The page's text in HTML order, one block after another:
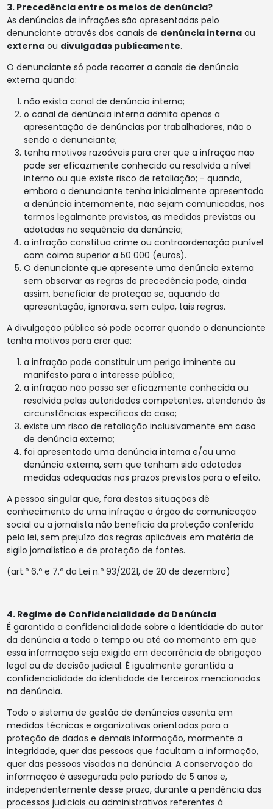
3. Precedência entre os meios de denúncia?
As denúncias de infrações são apresentadas pelo
denunciante através dos canais de denúncia internaou
externaou divulgadas publicamente.
O denunciante só pode recorrer a canais de denúncia
externa quando:
não exista canal de denúncia interna;
o canal de denúncia interna admita apenas a
apresentação de denúncias por trabalhadores, não o
sendo o denunciante;
tenha motivos razoáveis para crer que a infração não
pode ser eficazmente conhecida ou resolvida a nível
interno ou que existe risco de retaliação; - quando,
embora o denunciante tenha inicialmente apresentado
a denúncia internamente, não sejam comunicadas, nos
termos legalmente previstos, as medidas previstas ou
adotadas na sequência da denúncia;
a infração constitua crime ou contraordenação punível
com coima superior a 50 000 (euros).
O denunciante que apresente uma denúncia externa
sem observar as regras de precedência pode, ainda
assim, beneficiar de proteção se, aquando da
apresentação, ignorava, sem culpa, tais regras.
A divulgação pública só pode ocorrer quando o denunciante
tenha motivos para crer que:
a infração pode constituir um perigo iminente ou
manifesto para o interesse público;
a infração não possa ser eficazmente conhecida ou
resolvida pelas autoridades competentes, atendendo às
circunstâncias específicas do caso;
existe um risco de retaliação inclusivamente em caso
de denúncia externa;
foi apresentada uma denúncia interna e/ou uma
denúncia externa, sem que tenham sido adotadas
medidas adequadas nos prazos previstos para o efeito.
A pessoa singular que, fora destas situações dê
conhecimento de uma infração a órgão de comunicação
social ou a jornalista não beneficia da proteção conferida
pela lei, sem prejuízo das regras aplicáveis em matéria de
sigilo jornalístico e de proteção de fontes.
(art.º 6.º e 7.º da Lei n.º 93/2021, de 20 de dezembro)
4. Regime de Confidencialidade da Denúncia
É garantida a confidencialidade sobre a identidade do autor
da denúncia a todo o tempo ou até ao momento em que
essa informação seja exigida em decorrência de obrigação
legal ou de decisão judicial. É igualmente garantida a
confidencialidade da identidade de terceiros mencionados
na denúncia.
Todo o sistema de gestão de denúncias assenta em
medidas técnicas e organizativas orientadas para a
proteção de dados e demais informação, mormente a
integridade, quer das pessoas que facultam a informação,
quer das pessoas visadas na denúncia. A conservação da
informação é assegurada pelo período de 5 anos e,
independentemente desse prazo, durante a pendência dos
processos judiciais ou administrativos referentes à